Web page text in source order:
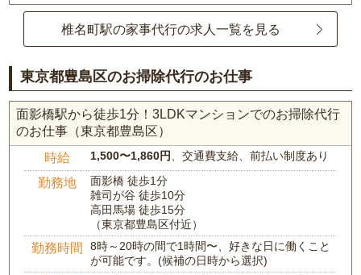
椎名町駅の家事代行の求人一覧を見る
東京都豊島区のお掃除代行のお仕事
面影橋駅から徒歩1分！3LDKマンションでのお掃除代行
のお仕事（東京都豊島区）
時給 1,500〜1,860円 、交通費支給、前払い制度あり
勤務地
面影橋 徒歩1分
雑司が谷 徒歩10分
高田馬場 徒歩15分
（東京都豊島区付近）
勤務時間
8時～20時の間で1時間〜、好きな日に働くこと
が可能です。(候補の日時から選択)